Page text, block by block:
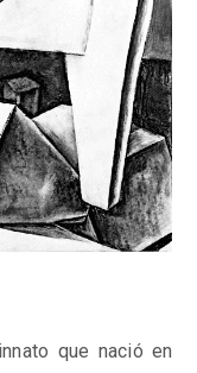
que nació en